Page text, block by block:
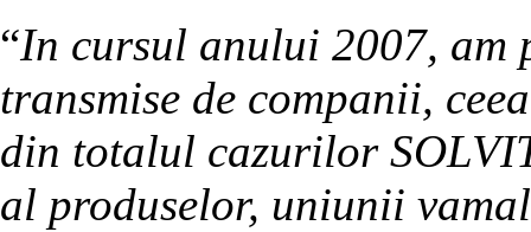
“In cursul anului 2007, am
transmise de companii,
din totalul cazurilor
al produselor, uniunii